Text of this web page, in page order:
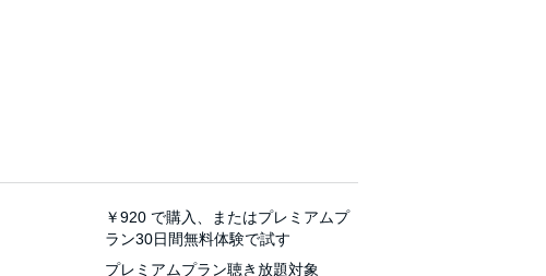
￥920 で購入、またはプレミアムプ
ラン30日間無料体験で試す
プレミアムプラン聴き放題対象